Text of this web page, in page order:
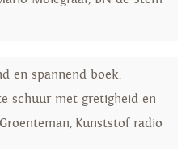
en spannend boek.
schuur met gretigheid en
Kunststof radio